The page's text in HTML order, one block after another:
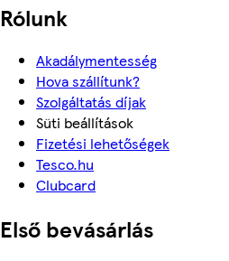
Rólunk
Akadálymentesség
Hova szállítunk?
Szolgáltatás díjak
Süti beállítások
Fizetési lehetőségek
Tesco.hu
Clubcard
Első bevásárlás